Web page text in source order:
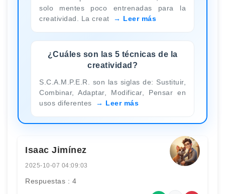
solo mentes poco entrenadas para la
creatividad. La creat
Leer más
¿Cuáles son las 5 técnicas de la
creatividad?
S.C.A.M.P.E.R. son las siglas de: Sustituir,
Combinar, Adaptar, Modificar, Pensar en
usos diferentes
Leer más
Isaac Jimínez
2025-10-07 04:09:03
Respuestas : 4